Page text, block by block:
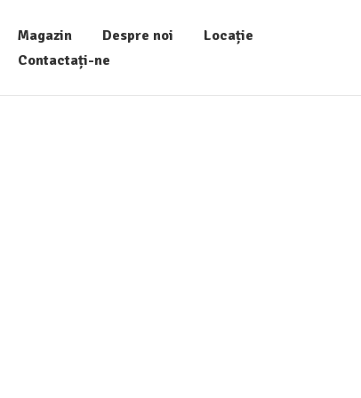
Magazin Despre noi
Locație
Contactați-ne